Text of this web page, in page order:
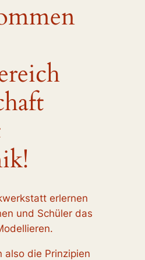
erlernen
und Schüler das
also die Prinzipien